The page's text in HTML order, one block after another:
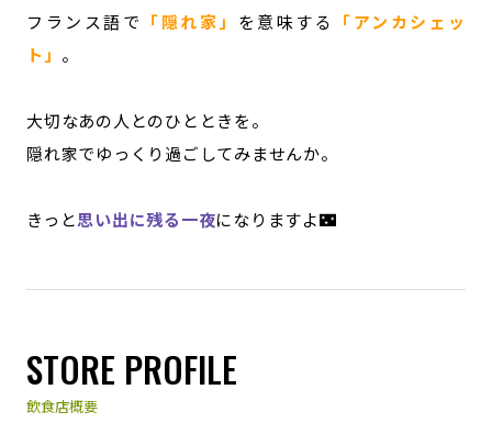
フランス語で 「隠れ家」 を意味する
「アンカシェッ
ト」 。
大切なあの人とのひとときを。
隠れ家でゆっくり過ごしてみませんか。
きっと思い出に残る一夜になりますよ🌃
STORE PROFILE
飲食店概要